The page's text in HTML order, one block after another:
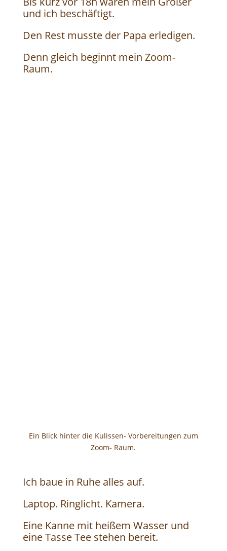
und ich beschäftigt.
Den Rest musste der Papa erledigen.
Denn gleich beginnt mein Zoom-
Raum.
Ein Blick hinter die Kulissen- Vorbereitungen zum
Zoom- Raum.
Ich baue in Ruhe alles auf.
Laptop. Ringlicht. Kamera.
Eine Kanne mit heißem Wasser und
eine Tasse Tee stehen bereit.